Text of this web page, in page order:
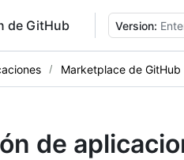
de GitHub Version:
Marketplace de GitHub
de